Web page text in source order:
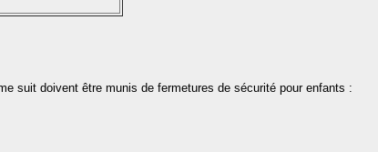
suit doivent être munis de fermetures de sécurité pour enfants :